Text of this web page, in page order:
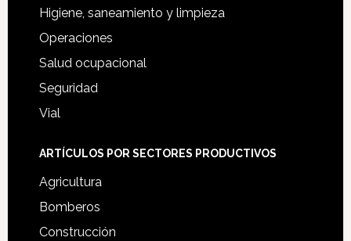
Higiene, saneamiento y limpieza
Operaciones
Salud ocupacional
Seguridad
Vial
ARTÍCULOS POR SECTORES PRODUCTIVOS
Agricultura
Bomberos
Construcción